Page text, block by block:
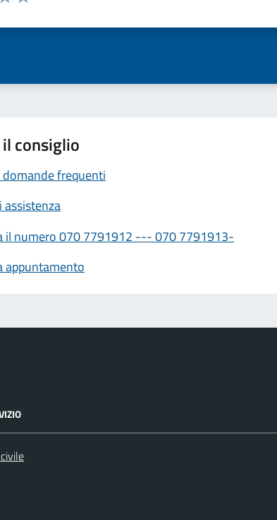
consiglio
domande frequenti
assistenza
il numero 070 7791912 --- 070 7791913-
appuntamento